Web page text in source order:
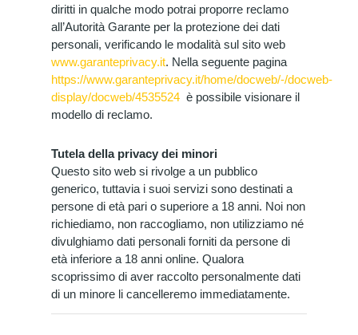
diritti in qualche modo potrai proporre reclamo
all’Autorità Garante per la protezione dei dati
personali, verificando le modalità sul sito web
www.garanteprivacy.it. Nella seguente pagina
https://www.garanteprivacy.it/home/docweb/-/docweb-
display/docweb/4535524 è possibile visionare il
modello di reclamo.
Tutela della privacy dei minori
Questo sito web si rivolge a un pubblico
generico, tuttavia i suoi servizi sono destinati a
persone di età pari o superiore a 18 anni. Noi non
richiediamo, non raccogliamo, non utilizziamo né
divulghiamo dati personali forniti da persone di
età inferiore a 18 anni online. Qualora
scoprissimo di aver raccolto personalmente dati
di un minore li cancelleremo immediatamente.